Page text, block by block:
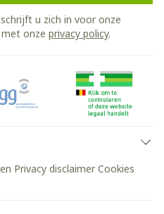
u zich in voor onze
onze privacy policy.
Privacy disclaimer Cookies